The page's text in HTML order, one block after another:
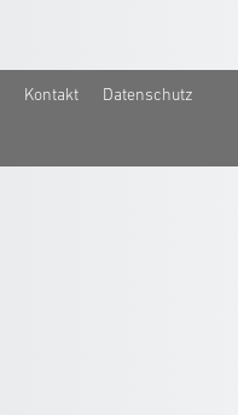
Kontakt Datenschutz